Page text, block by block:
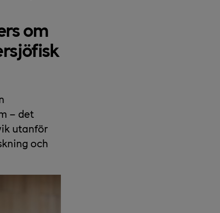
om
– det
utanför
och